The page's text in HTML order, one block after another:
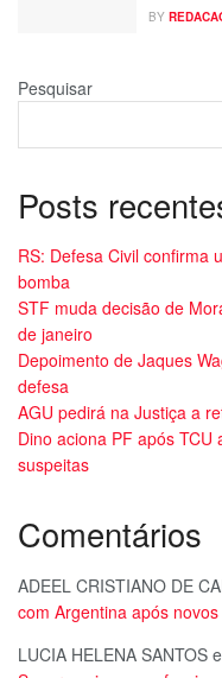
BY
Pesquisar
Posts
RS: Defesa Civil confirma
bomba
STF muda decisão de
de janeiro
Depoimento de Jaques
defesa
AGU pedirá na Justiça a
Dino aciona PF após
suspeitas
Comentários
ADEEL CRISTIANO DE
com Argentina após
LUCIA HELENA SANTOS